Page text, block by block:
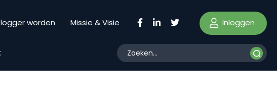
worden Missie & Visie Inloggen